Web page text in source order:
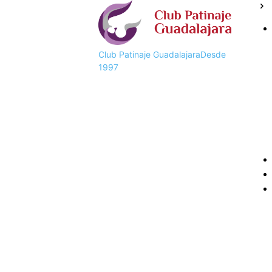
Club Patinaje GuadalajaraDesde
1997